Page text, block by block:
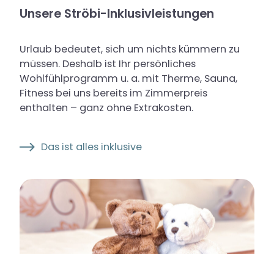
Unsere Ströbi-Inklusivleistungen
Urlaub bedeutet, sich um nichts kümmern zu
müssen. Deshalb ist Ihr persönliches
Wohlfühlprogramm u. a. mit Therme, Sauna,
Fitness bei uns bereits im Zimmerpreis
enthalten – ganz ohne Extrakosten.
Das ist alles inklusive